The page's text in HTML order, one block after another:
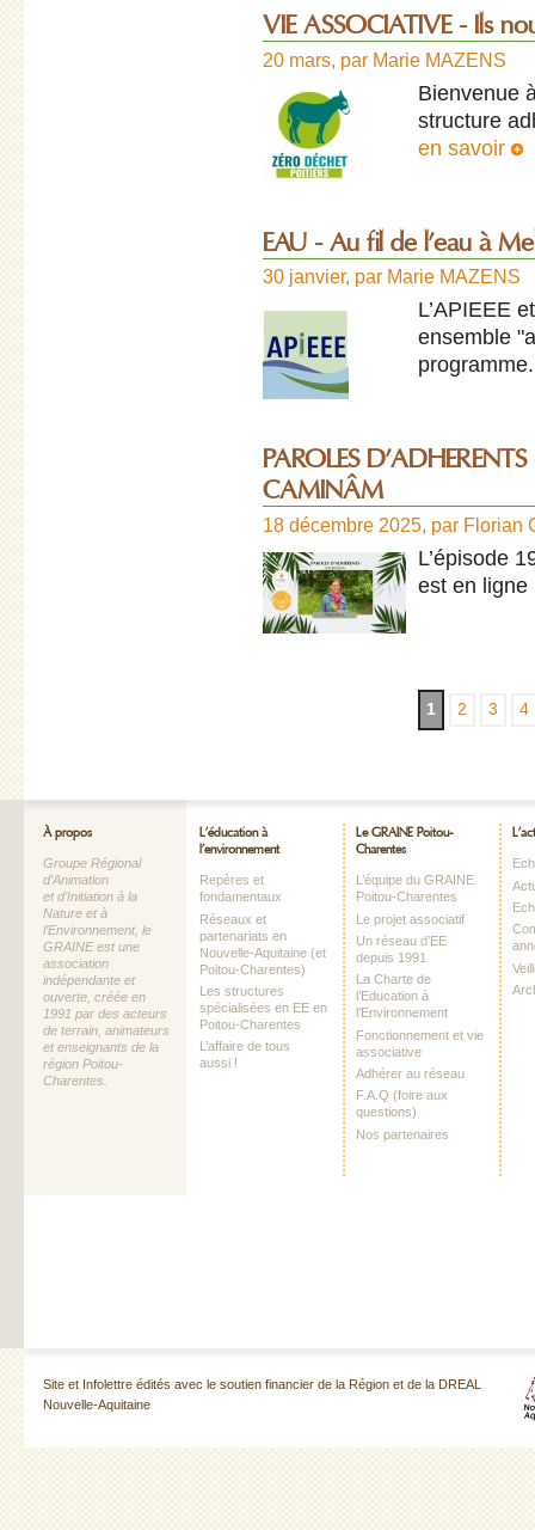
VIE ASSOCIATIVE - Ils
20 mars par Marie MAZENS
Bienvenue
structure
en savoir
EAU - Au fil de l’eau à
30 janvier, par Marie MAZENS
L’APIEEE
ensemble
PAROLES
CAMINÂM
18 décembre 2025, par Florian
L’épisode
est en
1 2 3 4
À propos
Groupe Régional
d’Animation
et d’Initiation à la
Nature et à
l’Environnement, le
GRAINE est une
association
indépendante et
ouverte, créée en
1991 par des acteurs
de terrain, animateurs
et enseignants de la
région Poitou-
Charentes.
L’éducation à
l’environnement
Repères et
fondamentaux
Réseaux et
partenariats en
Nouvelle-Aquitaine (et
Poitou-Charentes)
Les structures
spécialisées en EE en
Poitou-Charentes
L’affaire de tous
aussi !
Le GRAINE Poitou-
Charentes
L’équipe du GRAINE
Poitou-Charentes
Le projet associatif
Un réseau d’EE
depuis 1991
La Charte de
l’Education à
l’Environnement
Fonctionnement et vie
associative
Adhérer au réseau
F.A.Q (foire aux
questions)
Nos partenaires
Site et Infolettre édités avec le soutien financier de la Région et de la DREAL
Nouvelle-Aquitaine